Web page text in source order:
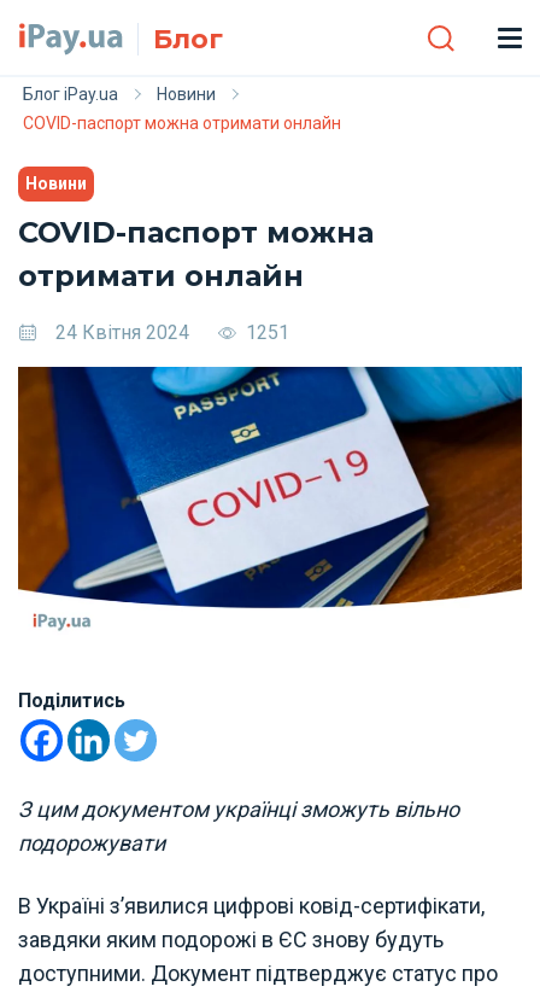
Блог
Блог iPay.ua
Новини
COVID-паспорт можна отримати онлайн
Новини
COVID-паспорт можна
отримати онлайн
24 Квітня 2024 1251
Поділитись
З цим документом українці зможуть вільно
подорожувати
В Україні з’явилися цифрові ковід-сертифікати,
завдяки яким подорожі в ЄС знову будуть
доступними. Документ підтверджує статус про